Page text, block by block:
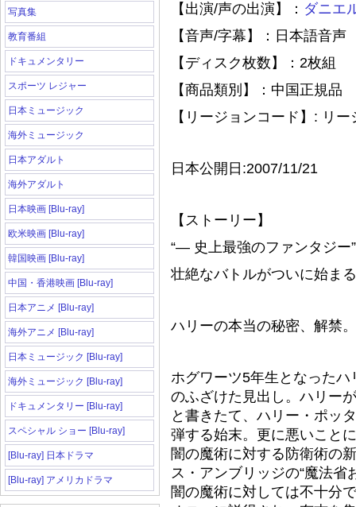
写真集
教育番組
ドキュメンタリー
スポーツ レジャー
日本ミュージック
海外ミュージック
日本アダルト
海外アダルト
日本映画 [Blu-ray]
欧米映画 [Blu-ray]
韓国映画 [Blu-ray]
中国・香港映画 [Blu-ray]
日本アニメ [Blu-ray]
海外アニメ [Blu-ray]
日本ミュージック [Blu-ray]
海外ミュージック [Blu-ray]
ドキュメンタリー [Blu-ray]
スペシャル ショー [Blu-ray]
[Blu-ray] 日本ドラマ
[Blu-ray] アメリカドラマ
【出演/声の出演】： ダニエ
【音声/字幕】：日本語音声
【ディスク枚数】：2枚組
【商品類別】：中国正規品
【リージョンコード】: リ
日本公開日:2007/11/21
【ストーリー】
“― 史上最強のファンタジー
壮絶なバトルがついに始ま
ハリーの本当の秘密、解禁。
ホグワーツ5年生となった
のふざけた見出し。ハリー
と書きたて、ハリー・ポッ
弾する始末。更に悪いこと
闇の魔術に対する防衛術の
ス・アンブリッジの“魔法省
闇の魔術に対しては不十分